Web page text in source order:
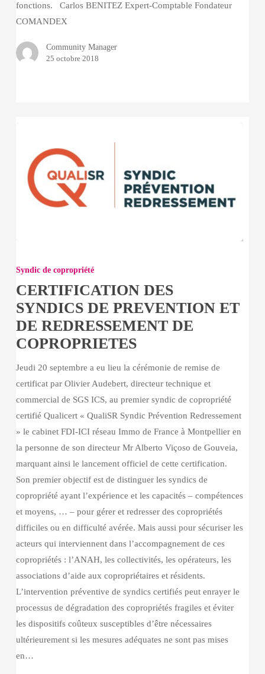
fonctions. Carlos BENITEZ Expert-Comptable Fondateur
COMANDEX
Community Manager
25 octobre 2018
DE
PREVENTION
ET
DE
Syndic de copropriété
CERTIFICATION DES
SYNDICS DE PREVENTION ET
DE REDRESSEMENT DE
COPROPRIETES
Jeudi 20 septembre a eu lieu la cérémonie de remise de
certificat par Olivier Audebert, directeur technique et
commercial de SGS ICS, au premier syndic de copropriété
certifié Qualicert « QualiSR Syndic Prévention Redressement
» le cabinet FDI-ICI réseau Immo de France à Montpellier en
la personne de son directeur Mr Alberto Viçoso de Gouveia,
marquant ainsi le lancement officiel de cette certification.
Son premier objectif est de distinguer les syndics de
copropriété ayant l’expérience et les capacités – compétences
et moyens, … – pour gérer et redresser des copropriétés
difficiles ou en difficulté avérée. Mais aussi pour sécuriser les
acteurs qui interviennent dans l’accompagnement de ces
copropriétés : l’ANAH, les collectivités, les opérateurs, les
associations d’aide aux copropriétaires et résidents.
L’intervention préventive de syndics certifiés peut enrayer le
processus de dégradation des copropriétés fragiles et éviter
les dispositifs coûteux susceptibles d’être nécessaires
ultérieurement si les mesures adéquates ne sont pas mises
en…